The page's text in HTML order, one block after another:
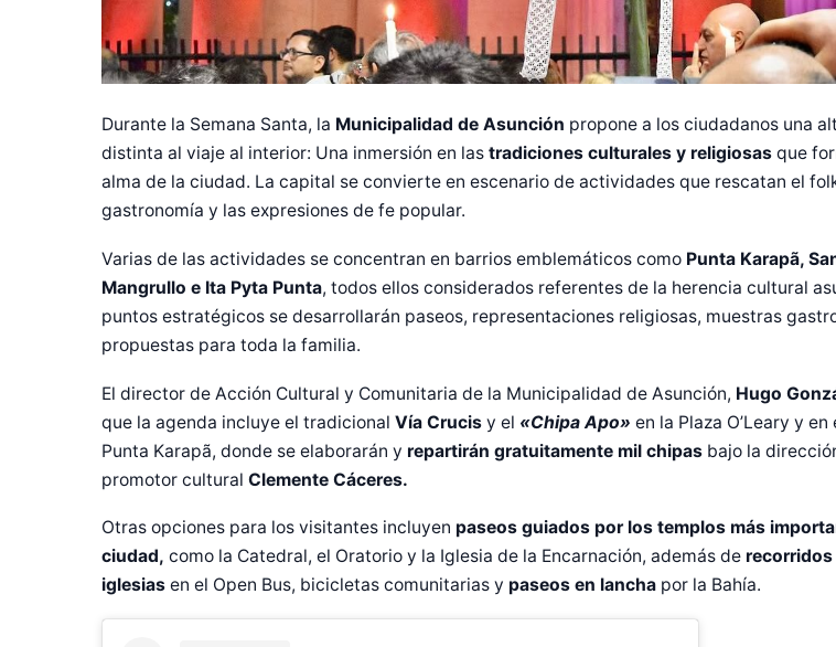
Durante la Semana Santa, la Municipalidad de Asunción propone a los ciudadanos una
distinta al viaje al interior: Una inmersión en las tradiciones culturales y religiosas que
alma de la ciudad. La capital se convierte en escenario de actividades que rescatan el
gastronomía y las expresiones de fe popular.
Varias de las actividades se concentran en barrios emblemáticos como Punta Karapã,
Mangrullo e Ita Pyta Punta, todos ellos considerados referentes de la herencia cultural
puntos estratégicos se desarrollarán paseos, representaciones religiosas, muestras
propuestas para toda la familia.
El director de Acción Cultural y Comunitaria de la Municipalidad de Asunción, Hugo
que la agenda incluye el tradicional Vía Crucis y el «Chipa Apo» en la Plaza O’Leary y
Punta Karapã, donde se elaborarán y repartirán gratuitamente mil chipas bajo la
promotor cultural Clemente Cáceres.
Otras opciones para los visitantes incluyen paseos guiados por los templos más
ciudad, como la Catedral, el Oratorio y la Iglesia de la Encarnación, además de
iglesias en el Open Bus, bicicletas comunitarias y paseos en lancha por la Bahía.